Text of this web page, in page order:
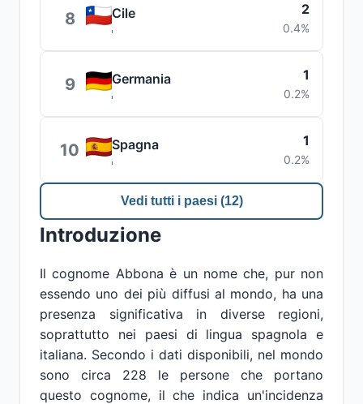
8 Cile 2
0.4%
9 Germania 1
0.2%
10 Spagna 1
0.2%
Vedi tutti i paesi (12)
Introduzione
Il cognome Abbona è un nome che, pur non
essendo uno dei più diffusi al mondo, ha una
presenza significativa in diverse regioni,
soprattutto nei paesi di lingua spagnola e
italiana. Secondo i dati disponibili, nel mondo
sono circa 228 le persone che portano
questo cognome, il che indica un'incidenza